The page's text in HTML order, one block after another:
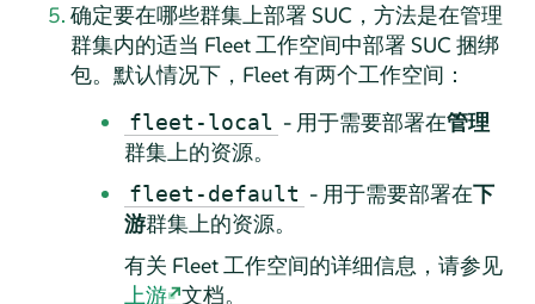
确定要在哪些群集上部署 SUC，方法是在管理
群集内的适当 Fleet 工作空间中部署 SUC 捆绑
包。默认情况下，Fleet 有两个工作空间：
fleet-local - 用于需要部署在管理
群集上的资源。
fleet-default - 用于需要部署在下
游群集上的资源。
有关 Fleet 工作空间的详细信息，请参见
上游 文档。